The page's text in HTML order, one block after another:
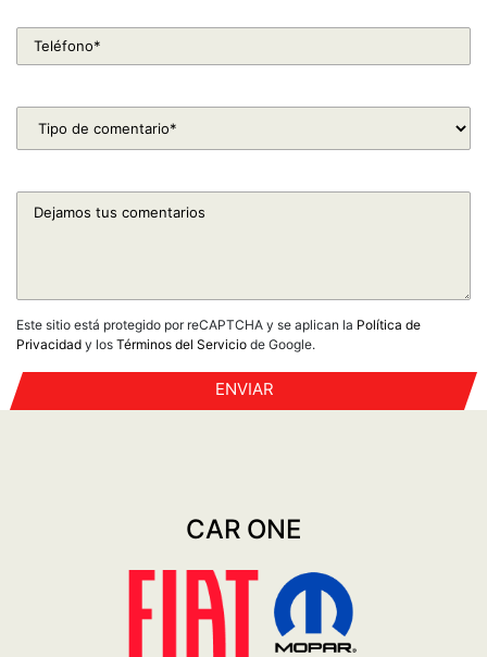
Este sitio está protegido por reCAPTCHA y se aplican la Política de
Privacidad y los Términos del Servicio de Google.
ENVIAR
CAR ONE